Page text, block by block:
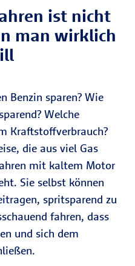
ist nicht
man wirklich
Benzin sparen? Wie
Welche
Kraftstoffverbrauch?
die aus viel Gas
mit kaltem Motor
Sie selbst können
spritsparend zu
fahren, dass
und sich dem